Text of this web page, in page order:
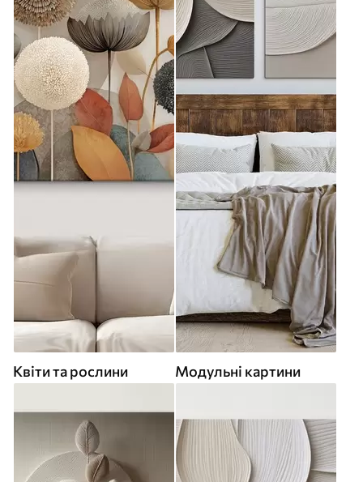
Квіти та рослини Модульні картини